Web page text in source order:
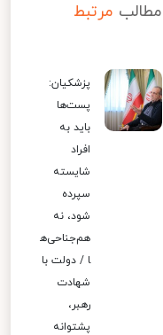
مطالب مرتبط
پزشکیان:
پست‌ها
باید به
افراد
شایسته
سپرده
شود، نه
هم‌جناحی‌ه
ا / دولت با
شهادت
رهبر،
پشتوانه